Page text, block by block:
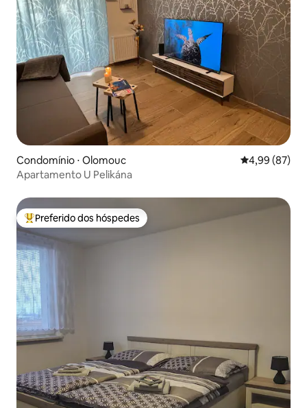
Condomínio ⋅ Olomouc 4,99 de uma
4,99 (87)
Apartamento U Pelikána
Entre os melhores preferidos dos hóspedes
Preferido dos hóspedes